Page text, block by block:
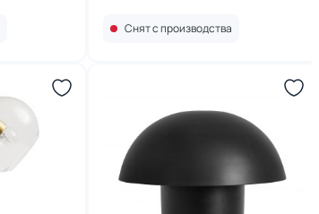
Снят с производства